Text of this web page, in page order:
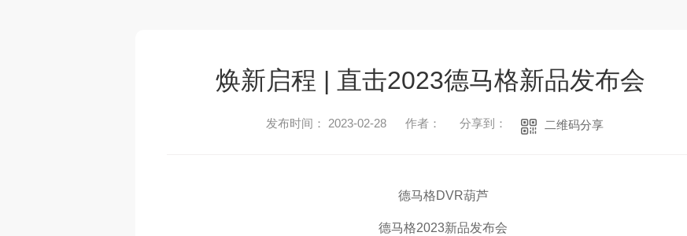
焕新启程 | 直击2023德马格新品发布会
发布时间： 2023-02-28 作者： 分享到： 二维码分享
德马格DVR葫芦
德马格2023新品发布会